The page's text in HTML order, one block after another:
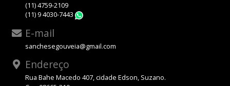
(11) 4759-2109
(11) 9 4030-7443
E-mail
sanchesegouveia@gmail.com
Endereço
Rua Bahe Macedo 407, cidade Edson, Suzano.